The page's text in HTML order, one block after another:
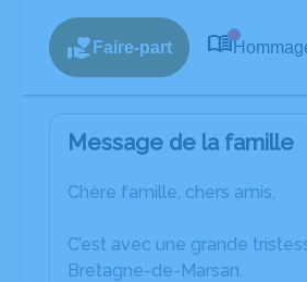
Faire-part
Message de la famille
Chère famille, chers amis,
C’est avec une grande
Bretagne-de-Marsan.